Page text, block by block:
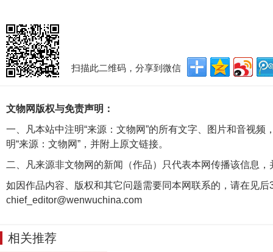
扫描此二维码，分享到微信
文物网版权与免责声明：
一、凡本站中注明“来源：文物网”的所有文字、图片和音视
明“来源：文物网”，并附上原文链接。
二、凡来源非文物网的新闻（作品）只代表本网传播该信息
如因作品内容、版权和其它问题需要同本网联系的，请在见后
chief_editor@wenwuchina.com
相关推荐